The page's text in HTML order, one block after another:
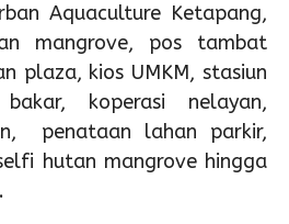
Aquaculture Ketapang,
mangrove, pos tambat
plaza, kios UMKM, stasiun
koperasi nelayan,
penataan lahan parkir,
hutan mangrove hingga